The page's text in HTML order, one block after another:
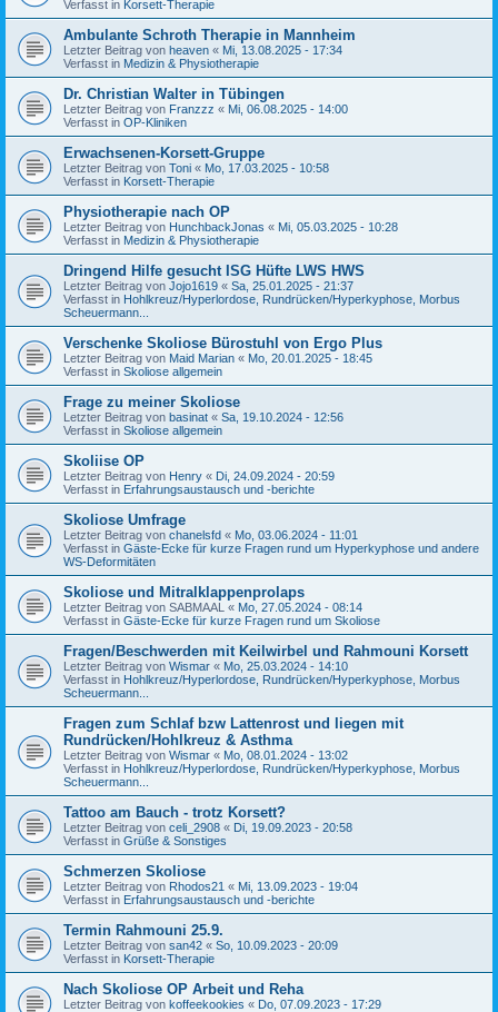
Verfasst in Korsett-Therapie
Ambulante Schroth Therapie in Mannheim
Letzter Beitrag von heaven « Mi, 13.08.2025 - 17:34
Verfasst in Medizin & Physiotherapie
Dr. Christian Walter in Tübingen
Letzter Beitrag von Franzzz « Mi, 06.08.2025 - 14:00
Verfasst in OP-Kliniken
Erwachsenen-Korsett-Gruppe
Letzter Beitrag von Toni « Mo, 17.03.2025 - 10:58
Verfasst in Korsett-Therapie
Physiotherapie nach OP
Letzter Beitrag von HunchbackJonas « Mi, 05.03.2025 - 10:28
Verfasst in Medizin & Physiotherapie
Dringend Hilfe gesucht ISG Hüfte LWS HWS
Letzter Beitrag von Jojo1619 « Sa, 25.01.2025 - 21:37
Verfasst in Hohlkreuz/Hyperlordose, Rundrücken/Hyperkyphose, Morbus
Scheuermann...
Verschenke Skoliose Bürostuhl von Ergo Plus
Letzter Beitrag von Maid Marian « Mo, 20.01.2025 - 18:45
Verfasst in Skoliose allgemein
Frage zu meiner Skoliose
Letzter Beitrag von basinat « Sa, 19.10.2024 - 12:56
Verfasst in Skoliose allgemein
Skoliise OP
Letzter Beitrag von Henry « Di, 24.09.2024 - 20:59
Verfasst in Erfahrungsaustausch und -berichte
Skoliose Umfrage
Letzter Beitrag von chanelsfd « Mo, 03.06.2024 - 11:01
Verfasst in Gäste-Ecke für kurze Fragen rund um Hyperkyphose und andere
WS-Deformitäten
Skoliose und Mitralklappenprolaps
Letzter Beitrag von SABMAAL « Mo, 27.05.2024 - 08:14
Verfasst in Gäste-Ecke für kurze Fragen rund um Skoliose
Fragen/Beschwerden mit Keilwirbel und Rahmouni Korsett
Letzter Beitrag von Wismar « Mo, 25.03.2024 - 14:10
Verfasst in Hohlkreuz/Hyperlordose, Rundrücken/Hyperkyphose, Morbus
Scheuermann...
Fragen zum Schlaf bzw Lattenrost und liegen mit
Rundrücken/Hohlkreuz & Asthma
Letzter Beitrag von Wismar « Mo, 08.01.2024 - 13:02
Verfasst in Hohlkreuz/Hyperlordose, Rundrücken/Hyperkyphose, Morbus
Scheuermann...
Tattoo am Bauch - trotz Korsett?
Letzter Beitrag von celi_2908 « Di, 19.09.2023 - 20:58
Verfasst in Grüße & Sonstiges
Schmerzen Skoliose
Letzter Beitrag von Rhodos21 « Mi, 13.09.2023 - 19:04
Verfasst in Erfahrungsaustausch und -berichte
Termin Rahmouni 25.9.
Letzter Beitrag von san42 « So, 10.09.2023 - 20:09
Verfasst in Korsett-Therapie
Nach Skoliose OP Arbeit und Reha
Letzter Beitrag von koffeekookies « Do, 07.09.2023 - 17:29